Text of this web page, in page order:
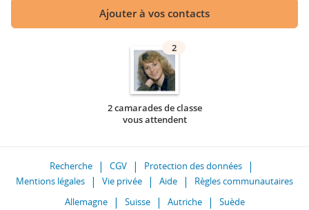
Ajouter à vos contacts
2
2 camarades de classe
vous attendent
Recherche CGV
Protection des données
Mentions légales
Vie privée Aide
Règles communautaires
Allemagne
Suisse Autriche Suède